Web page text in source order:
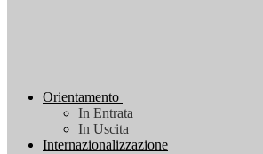
Orientamento
In Entrata
In Uscita
Internazionalizzazione